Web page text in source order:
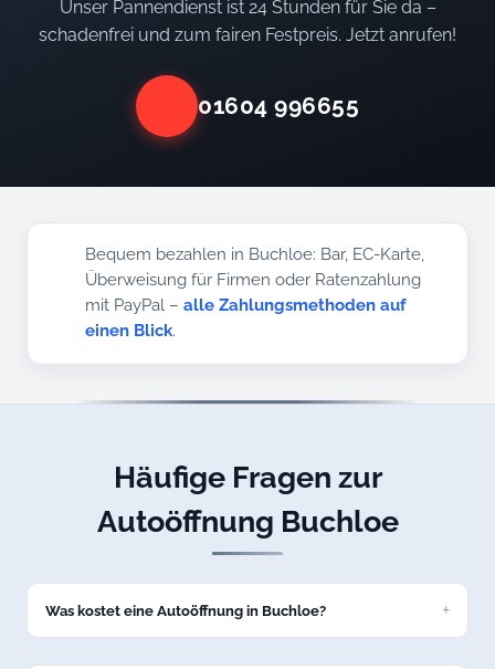
Unser Pannendienst ist 24 Stunden für Sie da –
schadenfrei und zum fairen Festpreis. Jetzt anrufen!
01604 996655
Bequem bezahlen in Buchloe: Bar, EC-Karte,
Überweisung für Firmen oder Ratenzahlung
mit PayPal –alle Zahlungsmethoden auf
einen Blick.
Häufige Fragen zur
Autoöffnung Buchloe
Was kostet eine Autoöffnung in Buchloe?